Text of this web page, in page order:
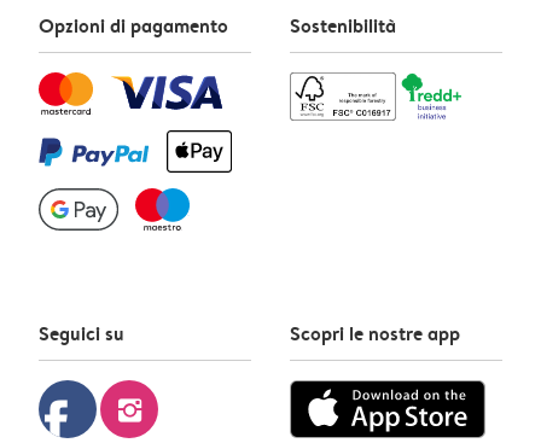
Opzioni di pagamento Sostenibilità
Seguici su
facebook instagram
Scopri le nostre app